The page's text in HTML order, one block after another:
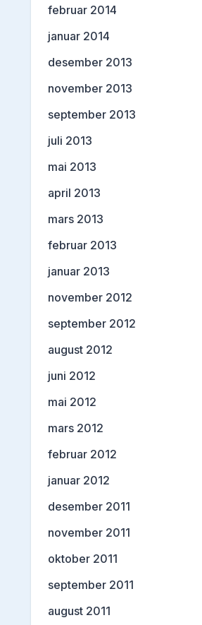
februar 2014
januar 2014
desember 2013
november 2013
september 2013
juli 2013
mai 2013
april 2013
mars 2013
februar 2013
januar 2013
november 2012
september 2012
august 2012
juni 2012
mai 2012
mars 2012
februar 2012
januar 2012
desember 2011
november 2011
oktober 2011
september 2011
august 2011